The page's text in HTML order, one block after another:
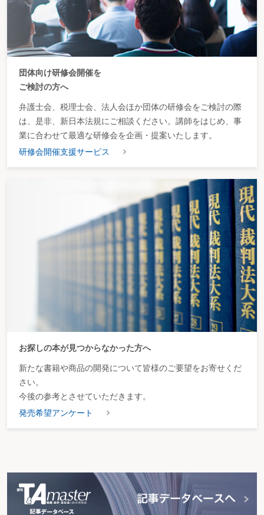
団体向け研修会開催を
ご検討の方へ
弁護士会、税理士会、法人会ほか団体の研修会をご検討の際
は、是非、新日本法規にご相談ください。講師をはじめ、事
業に合わせて最適な研修会を企画・提案いたします。
研修会開催支援サービス
お探しの本が見つからなかった方へ
新たな書籍や商品の開発について皆様のご要望をお寄せくだ
さい。
今後の参考とさせていただきます。
発売希望アンケート